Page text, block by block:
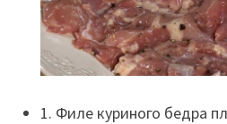
1. Филе куриного бедра